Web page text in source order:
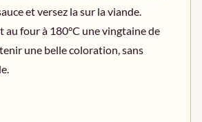
et versez la sur la viande.
four à 180°C une vingtaine de
une belle coloration, sans